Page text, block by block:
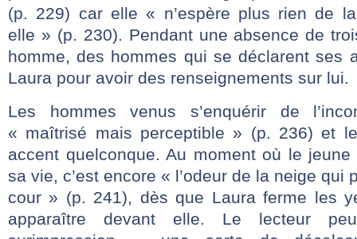
(p. 229) car elle « n’espère plus rien de
elle » (p. 230). Pendant une absence de
homme, des hommes qui se déclarent ses
Laura pour avoir des renseignements sur lui.
Les hommes venus s’enquérir de
« maîtrisé mais perceptible » (p. 236) et
accent quelconque. Au moment où le
sa vie, c’est encore « l’odeur de la neige qui
cour » (p. 241), dès que Laura ferme les
apparaître devant elle. Le lecteur